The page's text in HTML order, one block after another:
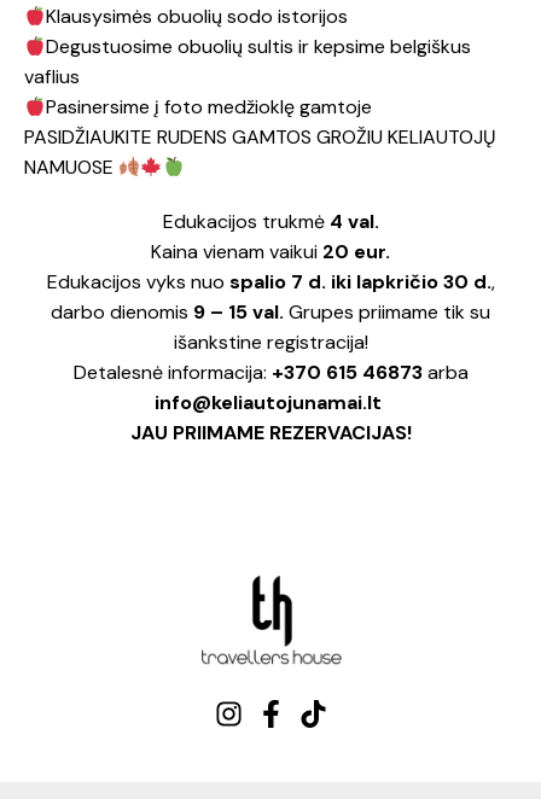
Klausysimės obuolių sodo istorijos
Degustuosime obuolių sultis ir kepsime belgiškus
vaflius
Pasinersime į foto medžioklę gamtoje
PASIDŽIAUKITE RUDENS GAMTOS GROŽIU KELIAUTOJŲ
NAMUOSE
Edukacijos trukmė 4 val.
Kaina vienam vaikui 20 eur.
Edukacijos vyks nuo spalio 7 d. iki lapkričio 30 d.,
darbo dienomis 9 – 15 val. Grupes priimame tik su
išankstine registracija!
Detalesnė informacija: +370 615 46873arba
info@keliautojunamai.lt
JAU PRIIMAME REZERVACIJAS!